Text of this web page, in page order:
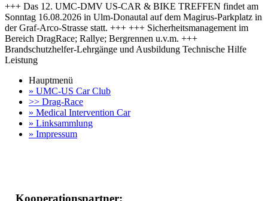
+++ Das 12. UMC-DMV US-CAR & BIKE TREFFEN findet am
Sonntag 16.08.2026 in Ulm-Donautal auf dem Magirus-Parkplatz in
der Graf-Arco-Strasse statt. +++ +++ Sicherheitsmanagement im
Bereich DragRace; Rallye; Bergrennen u.v.m. +++
Brandschutzhelfer-Lehrgänge und Ausbildung Technische Hilfe
Leistung
Hauptmenü
» UMC-US Car Club
>> Drag-Race
» Medical Intervention Car
» Linksammlung
» Impressum
Kooperationspartner: